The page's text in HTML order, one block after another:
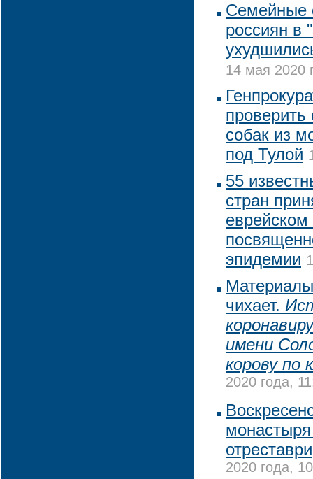
Семейные
россиян в
14 мая 2020
проверить
собак из
под Тулой
55
стран
эпидемии
чихает.
имени
корову по
2020 года,
2020 года,